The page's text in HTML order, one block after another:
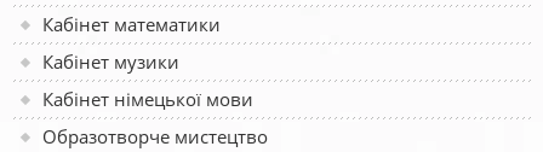
Кабінет математики
Кабінет музики
Кабінет німецької мови
Образотворче мистецтво